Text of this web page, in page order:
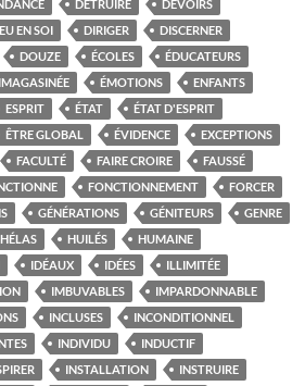
DÉTRUIRE
DEVOIRS
EN SOI DIRIGER
DISCERNER
DOUZE ÉCOLES
ÉDUCATEURS
ÉMOTIONS
ENFANTS
ESPRIT ÉTAT
ÉTAT D'ESPRIT
ÊTRE GLOBAL ÉVIDENCE
EXCEPTIONS
FACULTÉ FAIRE CROIRE
FAUSSÉ
FONCTIONNEMENT
FORCER
GÉNÉRATIONS GÉNITEURS
GENRE
HÉLAS HUILÉS
HUMAINE
IDÉAUX IDÉES
ILLIMITÉE
IMBUVABLES
IMPARDONNABLE
INCLUSES
INCONDITIONNEL
INDIVIDU
INDUCTIF
INSTALLATION
INSTRUIRE